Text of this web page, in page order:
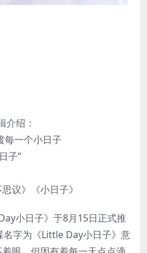
介绍：
每一个小日子
子”
议》《小日子》
小日子》于8月15日正式推
名字为《Little Day小日子》意